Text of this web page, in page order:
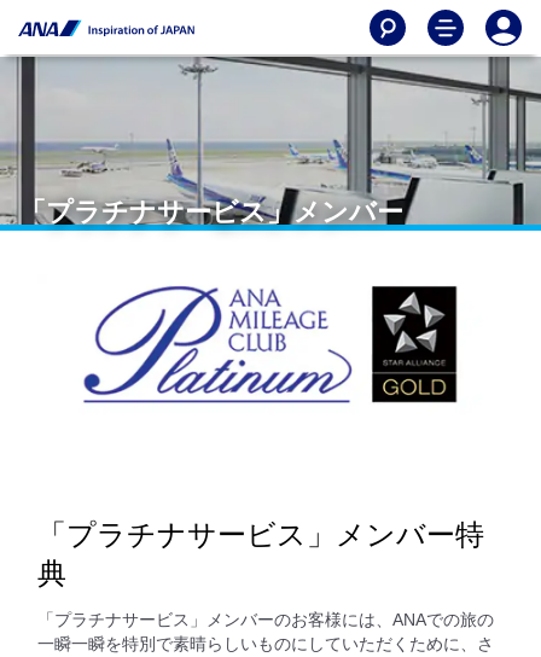
「プラチナサービス」メンバー
「プラチナサービス」メンバー特
典
「プラチナサービス」メンバーのお客様には、ANAでの旅の
一瞬一瞬を特別で素晴らしいものにしていただくために、さ